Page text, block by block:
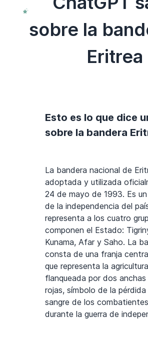
sobre la
Eritrea
Esto es lo que dice
sobre la bandera
La bandera nacional de
adoptada y utilizada
24 de mayo de 1993. Es
de la independencia del
representa a los cuatro
componen el Estado:
Kunama, Afar y Saho. La
consta de una franja
que representa la
flanqueada por dos anchas
rojas, símbolo de la pérdida
sangre de los combatientes
durante la guerra de